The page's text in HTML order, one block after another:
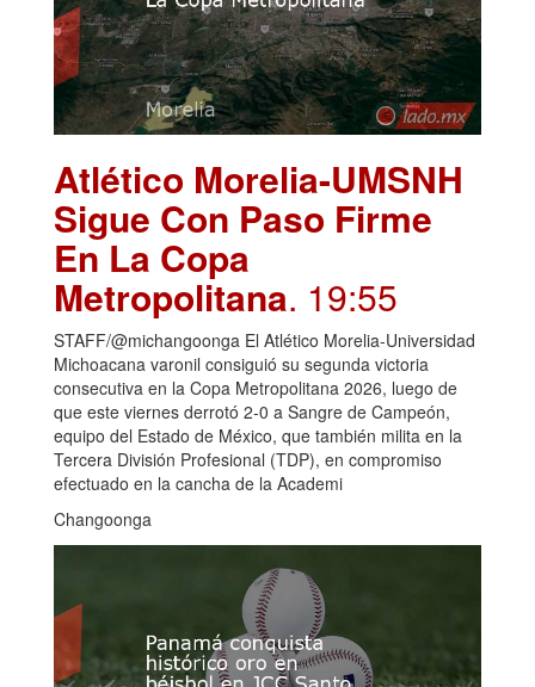
Atlético Morelia-UMSNH
Sigue Con Paso Firme
En La Copa
Metropolitana. 19:55
STAFF/@michangoonga El Atlético Morelia-Universidad
Michoacana varonil consiguió su segunda victoria
consecutiva en la Copa Metropolitana 2026, luego de
que este viernes derrotó 2-0 a Sangre de Campeón,
equipo del Estado de México, que también milita en la
Tercera División Profesional (TDP), en compromiso
efectuado en la cancha de la Academi
Changoonga